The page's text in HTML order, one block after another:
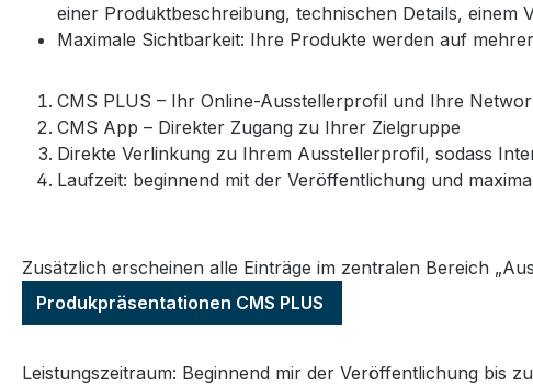
einer Produktbeschreibung, technischen Details, einem
Maximale Sichtbarkeit: Ihre Produkte werden auf
CMS PLUS – Ihr Online-Ausstellerprofil und Ihre
CMS App – Direkter Zugang zu Ihrer Zielgruppe
Direkte Verlinkung zu Ihrem Ausstellerprofil, sodass
Laufzeit: beginnend mit der Veröffentlichung und
Zusätzlich erscheinen alle Einträge im zentralen Bereich
Produkpräsentationen CMS PLUS
Leistungszeitraum: Beginnend mir der Veröffentlichung bis